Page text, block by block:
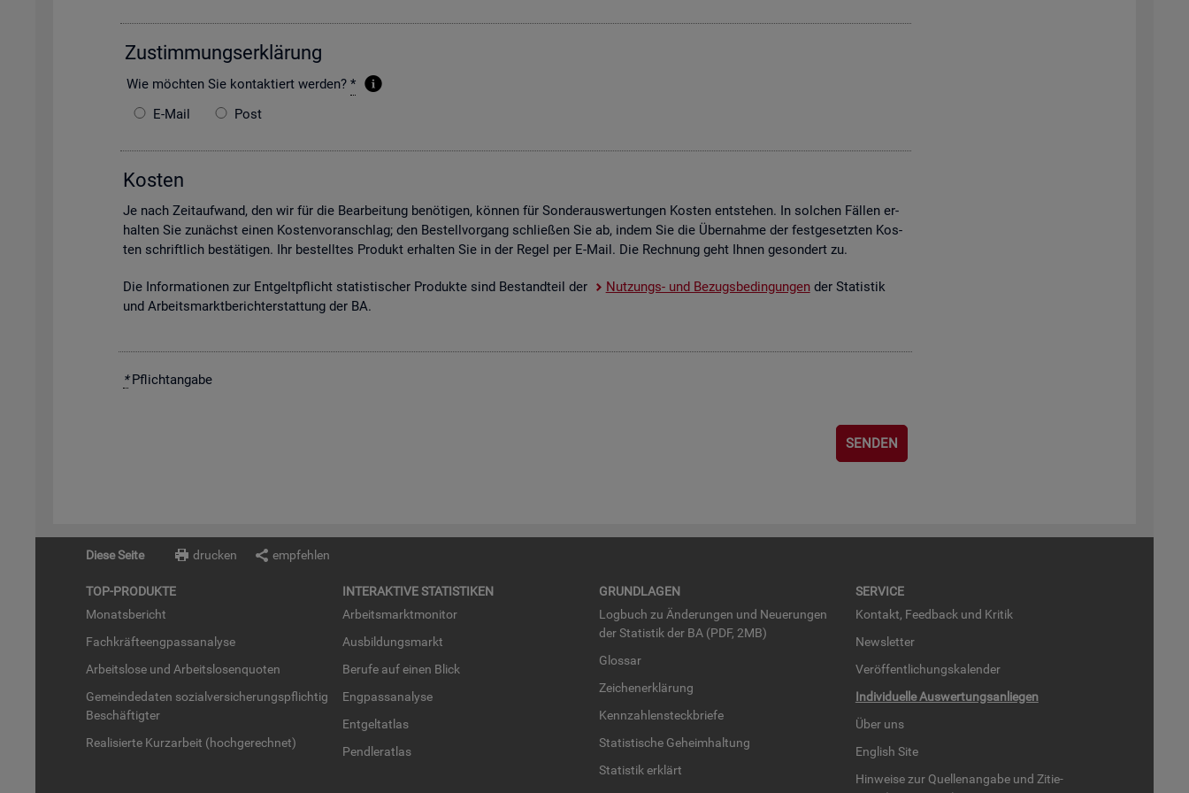
Zu­stim­mungs­er­klä­rung
Wie möch­ten Sie kon­tak­tiert wer­den? *
E-Mail
Post
Kos­ten
Je nach Zeit­auf­wand, den wir für die Be­ar­bei­tung be­nö­ti­gen, kön­nen für Son­der­aus­wer­tun­gen Kos­ten ent­ste­hen. In sol­chen Fäl­len er­
hal­ten Sie zu­nächst einen Kos­ten­vor­anschlag; den Be­stell­vor­gang schlie­ßen Sie ab, indem Sie die Über­nah­me der fest­ge­setz­ten Kos­
ten schrift­lich be­stä­ti­gen. Ihr be­stell­tes Pro­dukt er­hal­ten Sie in der Regel per E-Mail. Die Rech­nung geht Ihnen ge­son­dert zu.
Die In­for­ma­tio­nen zur Ent­gelt­pflicht sta­tis­ti­scher Pro­duk­te sind Be­stand­teil der Nut­zungs- und Be­zugs­be­din­gun­gender Sta­tis­tik
und Ar­beits­markt­be­richt­erstat­tung der BA.
*Pflicht­an­ga­be
Diese Seite drucken empfehlen
TOP-PRO­DUK­TE
Mo­nats­be­richt
Fach­kräf­te­eng­pass­ana­ly­se
Ar­beits­lo­se und Ar­beits­lo­sen­quo­ten
Ge­mein­de­da­ten so­zi­al­ver­si­che­rungs­pflich­tig
Be­schäf­tig­ter
Rea­li­sier­te Kurz­ar­beit (hoch­ge­rech­net)
IN­TER­AK­TI­VE STA­TIS­TI­KEN
Ar­beits­markt­mo­ni­tor
Aus­bil­dungs­markt
Be­ru­fe auf einen Blick
Eng­pass­ana­ly­se
Ent­gel­t­at­las
Pend­ler­at­las
GRUND­LA­GEN
Log­buch zu Än­de­run­gen und Neue­run­gen
der Sta­tis­tik der BA (PDF, 2MB)
Glos­sar
Zei­chen­er­klä­rung
Kenn­zah­len­steck­brie­fe
Sta­tis­ti­sche Ge­heim­hal­tung
Sta­tis­tik er­klärt
SER­VICE
Kon­takt, Feed­back und Kri­tik
News­let­ter
Ver­öf­fent­li­chungs­ka­len­der
In­di­vi­du­el­le Aus­wer­tungs­an­lie­gen
Über uns
English Site
Hin­wei­se zur Quel­len­an­ga­be und Zi­tie­